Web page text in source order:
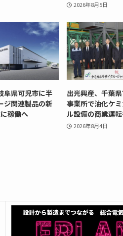
2026年8月5日
阜県可児市に半
ジ関連製品の新
稼働へ
出光興産、千葉
事業所で油化ケ
ル設備の商業運
2026年8月4日